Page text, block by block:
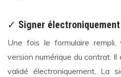
✓ Signer
Une fois le formulaire
version numérique du contrat.
validé électroniquement. La